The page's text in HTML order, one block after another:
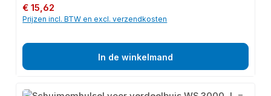
Normale prijs:
€ 15,62
Prijzen incl. BTW en excl. verzendkosten
In de winkelmand